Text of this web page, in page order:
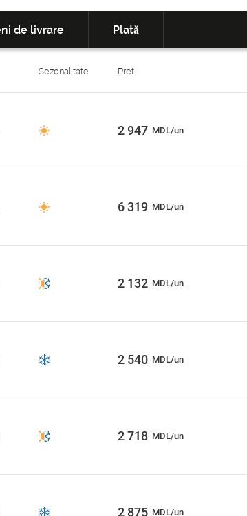
de livrare Plată
Sezonalitate Pret
2 947 MDL/un
6 319 MDL/un
2 132 MDL/un
2 540 MDL/un
2 718 MDL/un
2 875 MDL/un